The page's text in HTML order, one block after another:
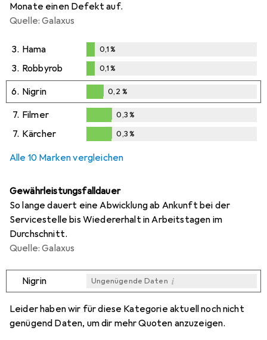
Monate einen Defekt auf.
Quelle: Galaxus
3. Hama
%
0,1%
3. Robbyrob
0,1%
0,1%
6. Nigrin
0,2%
0,2 %
7. Filmer
0,3%
0,3%
7. Kärcher 0,3%
Alle 10 Marken vergleichen
Gewährleistungsfalldauer
So lange dauert eine Abwicklung ab Ankunft bei der
Servicestelle bis Wiedererhalt in Arbeitstagen im
Durchschnitt.
Quelle: Galaxus
Nigrin Ungenügende Daten i
Leider haben wir für diese Kategorie aktuell noch nicht
genügend Daten, um dir mehr Quoten anzuzeigen.